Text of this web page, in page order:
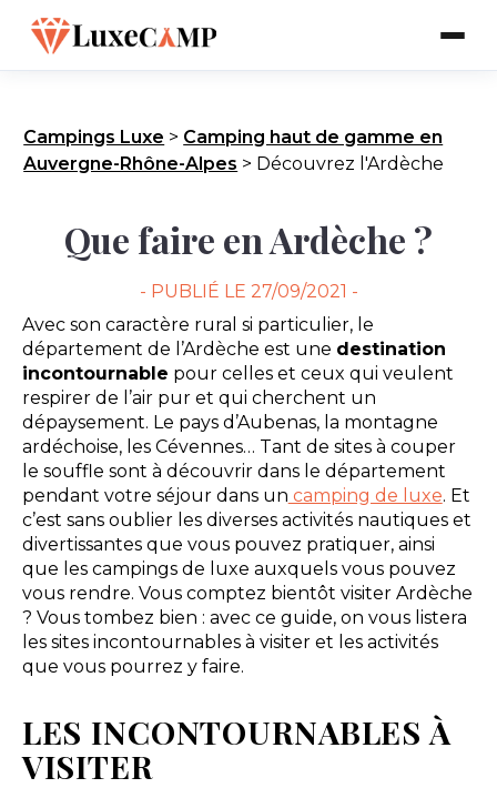
Campings Luxe > Camping haut de gamme en
Auvergne-Rhône-Alpes > Découvrez l'Ardèche
Que faire en Ardèche ?
- PUBLIÉ LE 27/09/2021 -
Avec son caractère rural si particulier, le
département de l’Ardèche est une destination
incontournable pour celles et ceux qui veulent
respirer de l’air pur et qui cherchent un
dépaysement. Le pays d’Aubenas, la montagne
ardéchoise, les Cévennes… Tant de sites à couper
le souffle sont à découvrir dans le département
pendant votre séjour dans un camping de luxe. Et
c’est sans oublier les diverses activités nautiques et
divertissantes que vous pouvez pratiquer, ainsi
que les campings de luxe auxquels vous pouvez
vous rendre. Vous comptez bientôt visiter Ardèche
? Vous tombez bien : avec ce guide, on vous listera
les sites incontournables à visiter et les activités
que vous pourrez y faire.
LES INCONTOURNABLES À
VISITER